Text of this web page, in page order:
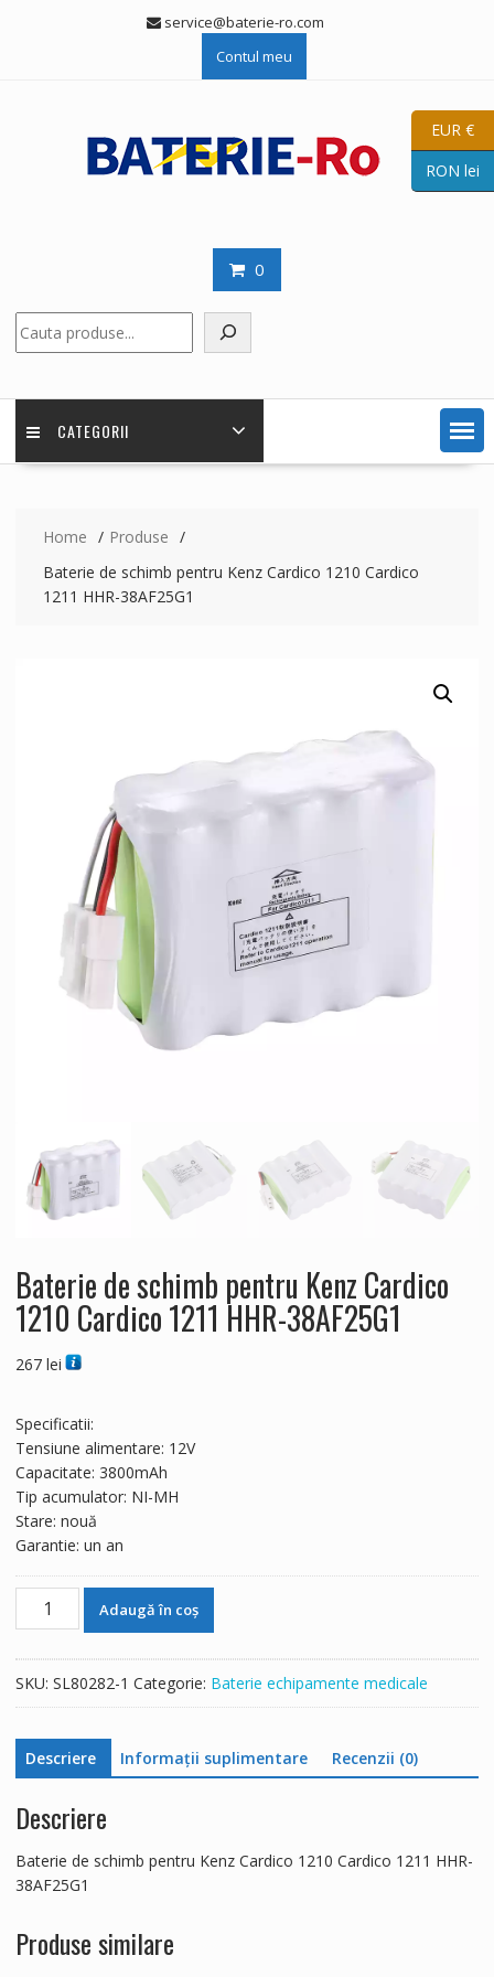
service@baterie-ro.com
Contul meu
0
CATEGORII
Home
Produse
Baterie de schimb pentru Kenz Cardico 1210 Cardico
1211 HHR-38AF25G1
Baterie de schimb pentru Kenz Cardico
1210 Cardico 1211 HHR-38AF25G1
267 lei
Specificatii:
Tensiune alimentare: 12V
Capacitate: 3800mAh
Tip acumulator: NI-MH
Stare: nouă
Garantie: un an
Cantitate
Baterie
pentru
Cardico
1210
1211
38AF25G1
Adaugă în coș
SKU: SL80282-1 Categorie: Baterie echipamente medicale
Descriere Informații suplimentare Recenzii (0)
Descriere
Baterie de schimb pentru Kenz Cardico 1210 Cardico 1211 HHR-
38AF25G1
Produse similare
EUR €
RON lei